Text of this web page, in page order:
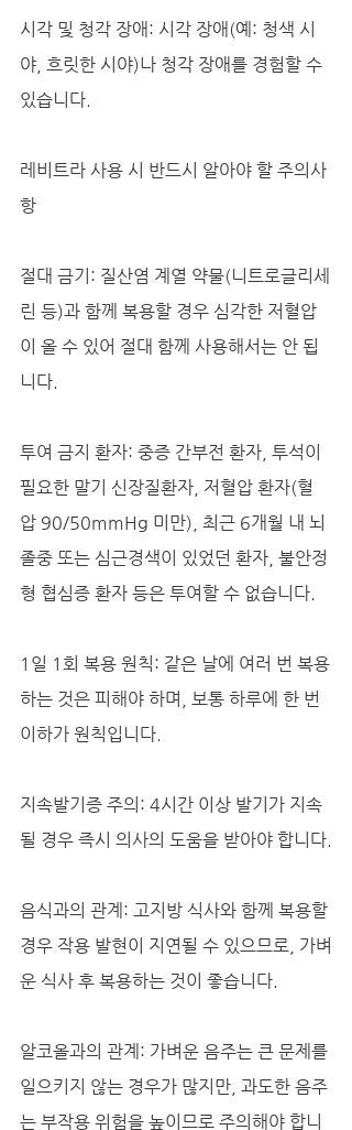
시각 및 청각 장애: 시각 장애(예: 청색 시
야, 흐릿한 시야)나 청각 장애를 경험할 수
있습니다.
레비트라 사용 시 반드시 알아야 할 주의사
항
절대 금기: 질산염 계열 약물(니트로글리세
린 등)과 함께 복용할 경우 심각한 저혈압
이 올 수 있어 절대 함께 사용해서는 안 됩
니다.
투여 금지 환자: 중증 간부전 환자, 투석이
필요한 말기 신장질환자, 저혈압 환자(혈
압 90/50mmHg 미만), 최근 6개월 내 뇌
졸중 또는 심근경색이 있었던 환자, 불안정
형 협심증 환자 등은 투여할 수 없습니다.
1일 1회 복용 원칙: 같은 날에 여러 번 복용
하는 것은 피해야 하며, 보통 하루에 한 번
이하가 원칙입니다.
지속발기증 주의: 4시간 이상 발기가 지속
될 경우 즉시 의사의 도움을 받아야 합니다.
음식과의 관계: 고지방 식사와 함께 복용할
경우 작용 발현이 지연될 수 있으므로, 가벼
운 식사 후 복용하는 것이 좋습니다.
알코올과의 관계: 가벼운 음주는 큰 문제를
일으키지 않는 경우가 많지만, 과도한 음주
는 부작용 위험을 높이므로 주의해야 합니